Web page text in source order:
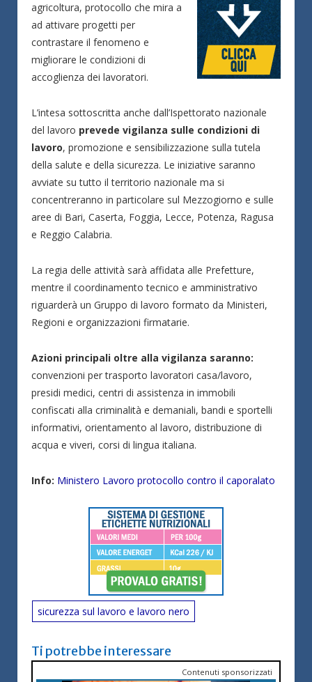
agricoltura, protocollo che mira a
ad attivare progetti per
contrastare il fenomeno e
migliorare le condizioni di
accoglienza dei lavoratori.
L’intesa sottoscritta anche dall’Ispettorato nazionale
del lavoro prevede vigilanza sulle condizioni di
lavoro, promozione e sensibilizzazione sulla tutela
della salute e della sicurezza. Le iniziative saranno
avviate su tutto il territorio nazionale ma si
concentreranno in particolare sul Mezzogiorno e sulle
aree di Bari, Caserta, Foggia, Lecce, Potenza, Ragusa
e Reggio Calabria.
La regia delle attività sarà affidata alle Prefetture,
mentre il coordinamento tecnico e amministrativo
riguarderà un Gruppo di lavoro formato da Ministeri,
Regioni e organizzazioni firmatarie.
Azioni principali oltre alla vigilanza saranno:
convenzioni per trasporto lavoratori casa/lavoro,
presidi medici, centri di assistenza in immobili
confiscati alla criminalità e demaniali, bandi e sportelli
informativi, orientamento al lavoro, distribuzione di
acqua e viveri, corsi di lingua italiana.
Info: Ministero Lavoro protocollo contro il caporalato
sicurezza sul lavoro e lavoro nero
Ti potrebbe interessare
Contenuti sponsorizzati